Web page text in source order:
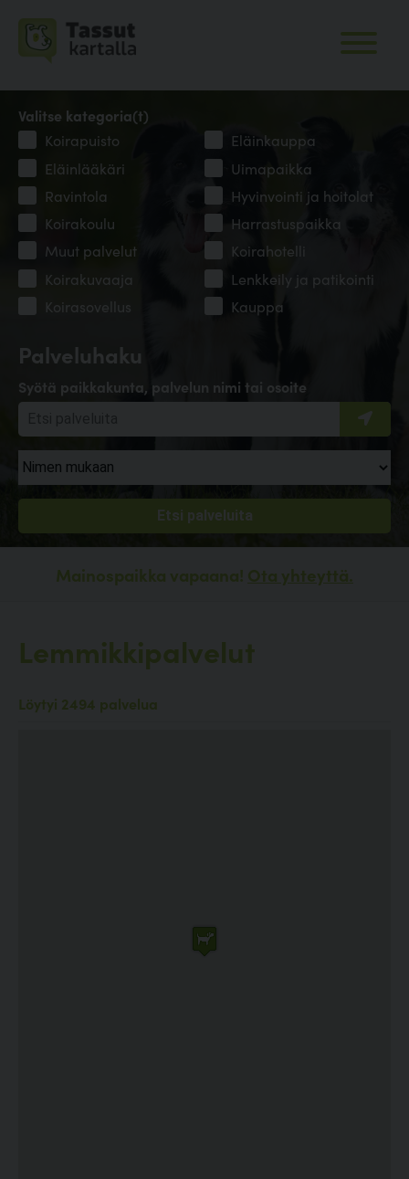
Palveluhaku
Syötä paikkakunta, palvelun nimi tai osoite
Valitse kategoria(t)
Koirapuisto
Eläinkauppa
Eläinlääkäri
Uimapaikka
Ravintola
Hyvinvointi ja hoitolat
Koirakoulu
Harrastuspaikka
Muut palvelut
Koirahotelli
Koirakuvaaja
Lenkkeily ja patikointi
Koirasovellus
Kauppa
Mainospaikka vapaana! Ota yhteyttä.
Lemmikkipalvelut
Löytyi 2494 palvelua